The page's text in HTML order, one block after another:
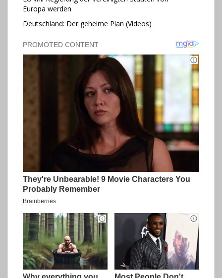
Europa werden
Deutschland: Der geheime Plan (Videos)